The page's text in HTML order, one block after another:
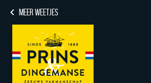
MEER WEETJES